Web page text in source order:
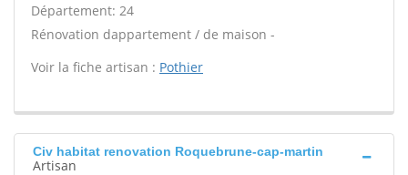
Département: 24
Rénovation dappartement / de maison -
Voir la fiche artisan : Pothier
Civ habitat renovation Roquebrune-cap-martin
Artisan